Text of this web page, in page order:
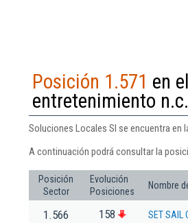
Posición 1.571 en
entretenimiento
Soluciones Locales Sl se encuentra en
A continuación podrá consultar la
Posición
Sector
Evolución
Posiciones
Nombre
1.566 158 SET SAIL